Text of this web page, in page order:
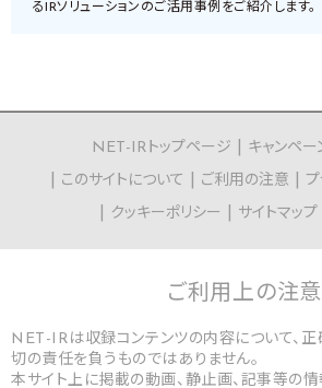
るIRソリューションのご活用事例をご紹介します。
NET-IRトップページ キャンペー
このサイトについて
ご利用の注意
クッキーポリシー
サイトマップ
ご利用上の注意
NET-IRは収録コンテンツの内容について、正
切の責任を負うものではありません。
本サイト上に掲載の動画、静止画、記事等の